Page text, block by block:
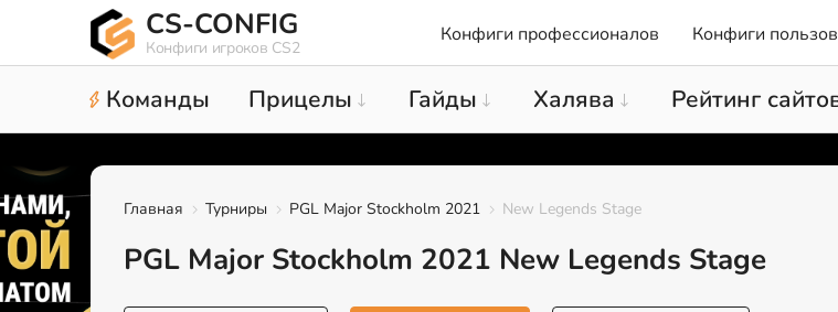
CS-CONFIG
Конфиги игроков CS2
Конфиги профессионалов Конфиги
Команды Прицелы Гайды Халява Рейтинг
Главная Турниры PGL Major Stockholm 2021 New Legends Stage
PGL Major Stockholm 2021 New Legends Stage